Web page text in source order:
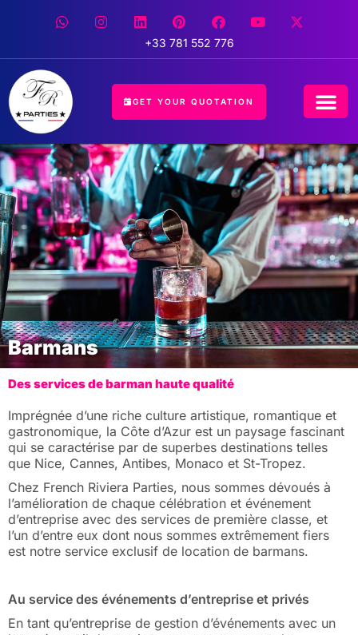
+33 781 552 776
GET YOUR QUOTATION
Barmans
Des services de barman haute qualité
Imprégnée d’une riche culture artistique, romantique et
gastronomique, la Côte d’Azur est un paysage fascinant
qui se caractérise par de superbes destinations telles
que Nice, Cannes, Antibes, Monaco et St-Tropez.
Chez French Riviera Parties, nous sommes dévoués à
l’amélioration de chaque célébration et événement
d’entreprise avec des services de première classe, et
l’un d’entre eux dont nous sommes extrêmement fiers
est notre service exclusif de location de barmans.
Au service des événements d’entreprise et privés
En tant qu’entreprise de gestion d’événements avec un